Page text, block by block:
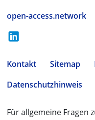
open-access.network
Kontakt Sitemap
Datenschutzhinweis
Für allgemeine Fragen